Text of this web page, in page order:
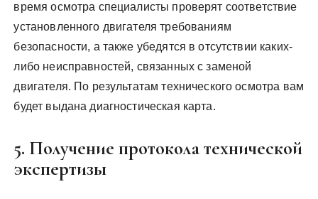
время осмотра специалисты проверят соответствие
установленного двигателя требованиям
безопасности, а также убедятся в отсутствии каких-
либо неисправностей, связанных с заменой
двигателя. По результатам технического осмотра вам
будет выдана диагностическая карта.
5. Получение протокола технической
экспертизы